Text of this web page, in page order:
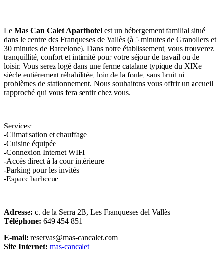
Le Mas Can Calet Aparthotel est un hébergement familial situé
dans le centre des Franqueses de Vallès (à 5 minutes de Granollers et
30 minutes de Barcelone). Dans notre établissement, vous trouverez
tranquillité, confort et intimité pour votre séjour de travail ou de
loisir. Vous serez logé dans une ferme catalane typique du XIXe
siècle entièrement réhabilitée, loin de la foule, sans bruit ni
problèmes de stationnement. Nous souhaitons vous offrir un accueil
rapproché qui vous fera sentir chez vous.
Services:
-Climatisation et chauffage
-Cuisine équipée
-Connexion Internet WIFI
-Accès direct à la cour intérieure
-Parking pour les invités
-Espace barbecue
Adresse: c. de la Serra 2B, Les Franqueses del Vallès
Téléphone: 649 454 851
E-mail: reservas@mas-cancalet.com
Site Internet: mas-cancalet